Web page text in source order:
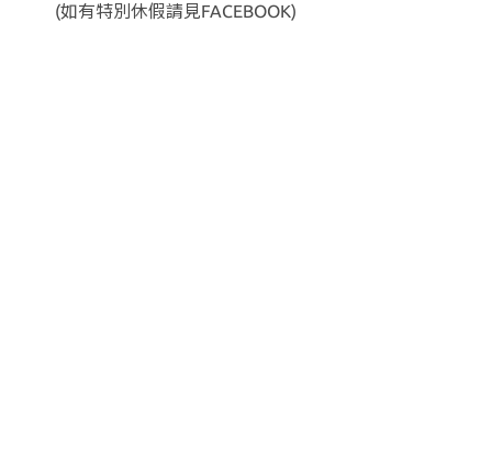
(如有特別休假請見FACEBOOK)